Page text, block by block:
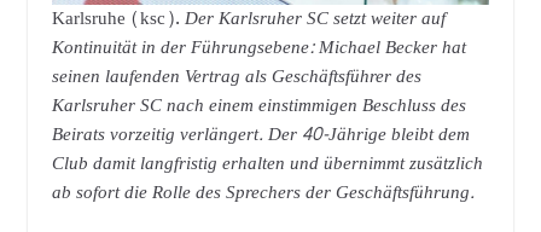
Karlsruhe (ksc).Der Karlsruher SC setzt weiter auf
Kontinuität in der Führungsebene: Michael Becker hat
seinen laufenden Vertrag als Geschäftsführer des
Karlsruher SC nach einem einstimmigen Beschluss des
Beirats vorzeitig verlängert. Der 40-Jährige bleibt dem
Club damit langfristig erhalten und übernimmt zusätzlich
ab sofort die Rolle des Sprechers der Geschäftsführung.